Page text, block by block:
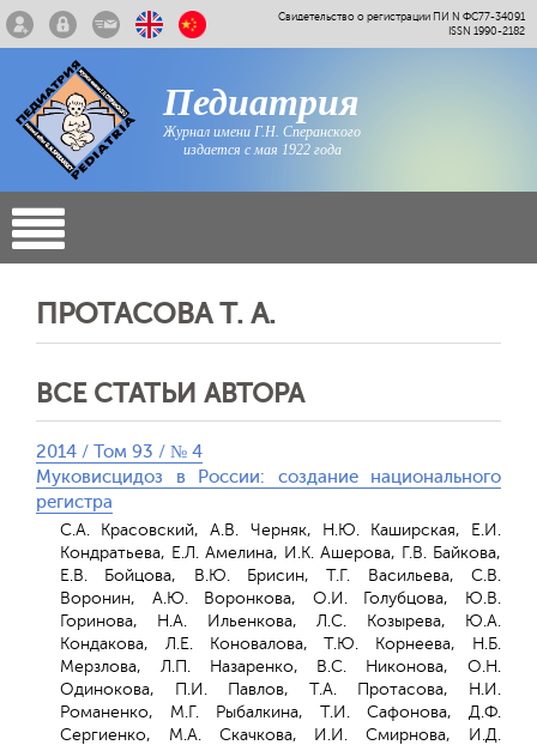
Свидетельство о регистрации ПИ N ФС77-34091
ISSN 1990-2182
Педиатрия
Журнал имени Г.Н. Сперанского
издается с мая 1922 года
ПРОТАСОВА Т. А.
ВСЕ СТАТЬИ АВТОРА
2014 / Том 93 / № 4
Муковисцидоз в России: создание национального
регистра
С.А. Красовский, А.В. Черняк, Н.Ю. Каширская, Е.И.
Кондратьева, Е.Л. Амелина, И.К. Ашерова, Г.В. Байкова,
Е.В. Бойцова, В.Ю. Брисин, Т.Г. Васильева, С.В.
Воронин, А.Ю. Воронкова, О.И. Голубцова, Ю.В.
Горинова, Н.А. Ильенкова, Л.С. Козырева, Ю.А.
Кондакова, Л.Е. Коновалова, Т.Ю. Корнеева, Н.Б.
Мерзлова, Л.П. Назаренко, В.С. Никонова, О.Н.
Одинокова, П.И. Павлов, Т.А. Протасова, Н.И.
Романенко, М.Г. Рыбалкина, Т.И. Сафонова, Д.Ф.
Сергиенко, М.А. Скачкова, И.И. Смирнова, И.Д.